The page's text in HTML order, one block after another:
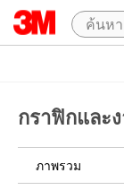
กราฟิกและ
ภาพรวม